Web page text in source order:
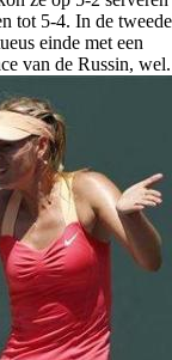
tot 5-4. In de tweede
einde met een
van de Russin, wel.